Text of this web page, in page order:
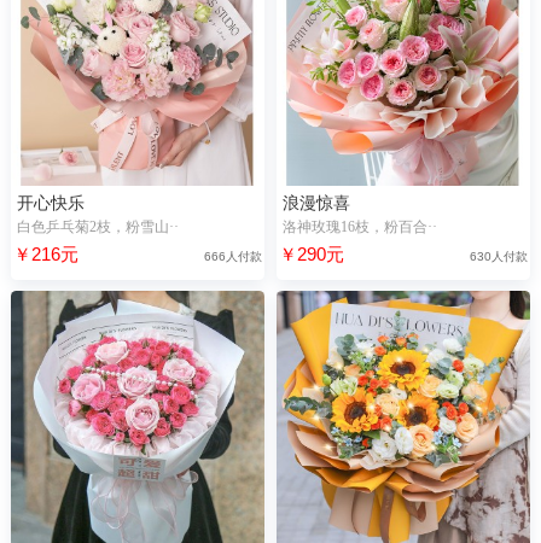
开心快乐
白色乒乓菊2枝，粉雪山··
￥216元 666人付款
浪漫惊喜
洛神玫瑰16枝，粉百合··
￥290元 630人付款